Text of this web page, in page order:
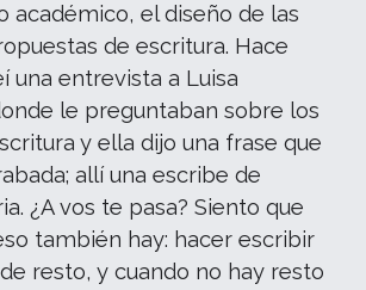
académico, el diseño de las
de escritura. Hace
una entrevista a Luisa
le preguntaban sobre los
y ella dijo una frase que
allí una escribe de
¿A vos te pasa? Siento que
también hay: hacer escribir
resto, y cuando no hay resto